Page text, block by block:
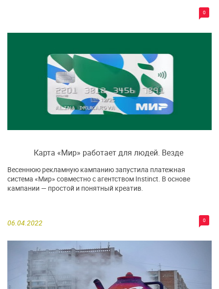
0
Карта «Мир» работает для людей. Везде
06.04.2022 0
Весеннюю рекламную кампанию запустила платежная
система «Мир» совместно с агентством Instinct. В основе
кампании — простой и понятный креатив.